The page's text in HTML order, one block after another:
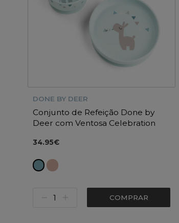
DONE BY DEER
Conjunto de Refeição Done by
Deer com Ventosa Celebration
34.95€
COMPRAR